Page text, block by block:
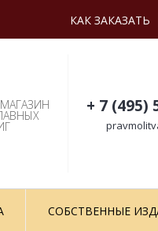
КАК ЗАКАЗАТЬ
+ 7 (495)
СОБСТВЕННЫЕ